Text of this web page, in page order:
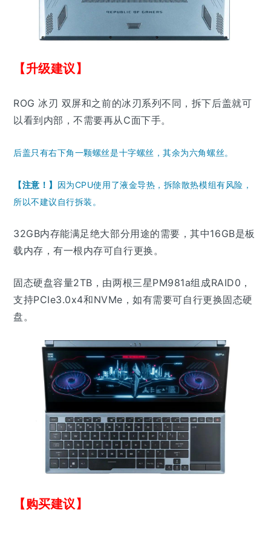
【升级建议】
ROG 冰刃 双屏和之前的冰刃系列不同，拆下后盖就可
以看到内部，不需要再从C面下手。
后盖只有右下角一颗螺丝是十字螺丝，其余为六角螺丝。
【注意！】 因为CPU使用了液金导热，拆除散热模组有风险，
所以不建议自行拆装。
32GB内存能满足绝大部分用途的需要，其中16GB是板
载内存，有一根内存可自行更换。
固态硬盘容量2TB，由两根三星PM981a组成RAID0，
支持PCIe3.0x4和NVMe，如有需要可自行更换固态硬
盘。
【购买建议】